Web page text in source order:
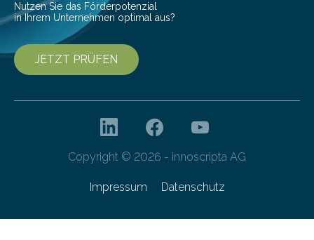
Nutzen Sie das Förderpotenzial
in Ihrem Unternehmen optimal aus?
JETZT PRÜFEN
Copyright © 2026 - innoscripta AG
Impressum Datenschutz